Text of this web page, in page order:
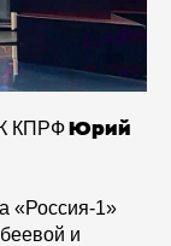
КПРФ Юрий
«Россия-1»
и